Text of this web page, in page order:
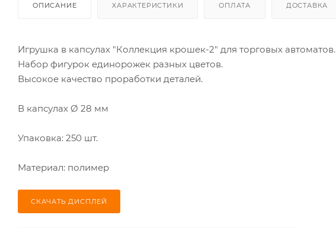
ОПИСАНИЕ ХАРАКТЕРИСТИКИ ОПЛАТА ДОСТАВКА
Игрушка в капсулах "Коллекция крошек-2" для торговых автоматов.
Набор фигурок единорожек разных цветов.
Высокое качество проработки деталей.
В капсулах Ø 28 мм
Упаковка: 250 шт.
Материал: полимер
СКАЧАТЬ ДИСПЛЕЙ